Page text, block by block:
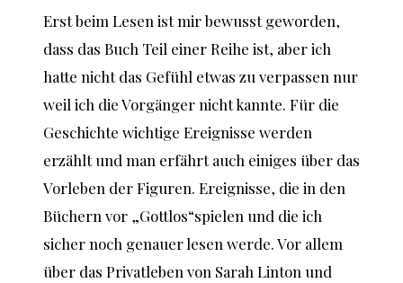
Erst beim Lesen ist mir bewusst geworden,
dass das Buch Teil einer Reihe ist, aber ich
hatte nicht das Gefühl etwas zu verpassen nur
weil ich die Vorgänger nicht kannte. Für die
Geschichte wichtige Ereignisse werden
erzählt und man erfährt auch einiges über das
Vorleben der Figuren. Ereignisse, die in den
Büchern vor „Gottlos“spielen und die ich
sicher noch genauer lesen werde. Vor allem
über das Privatleben von Sarah Linton und